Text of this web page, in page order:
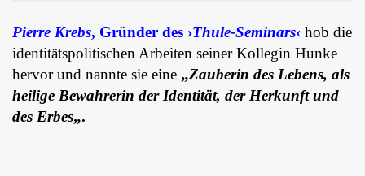
Pierre Krebs, Gründer des ›Thule-Seminars‹ hob die
identitätspolitischen Arbeiten seiner Kollegin Hunke
hervor und nannte sie eine „Zauberin des Lebens, als
heilige Bewahrerin der Identität, der Herkunft und
des Erbes„.